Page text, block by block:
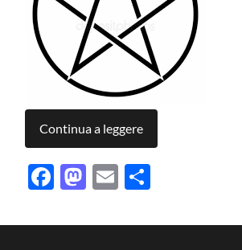
Continua a leggere
Facebook
Mastodon
Email